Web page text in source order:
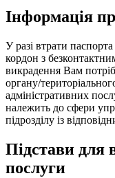
Інформація
У разі втрати
кордон з
викрадення Вам
органу/
адміністративних
належить до сфери
підрозділу із
Підстави для
послуги